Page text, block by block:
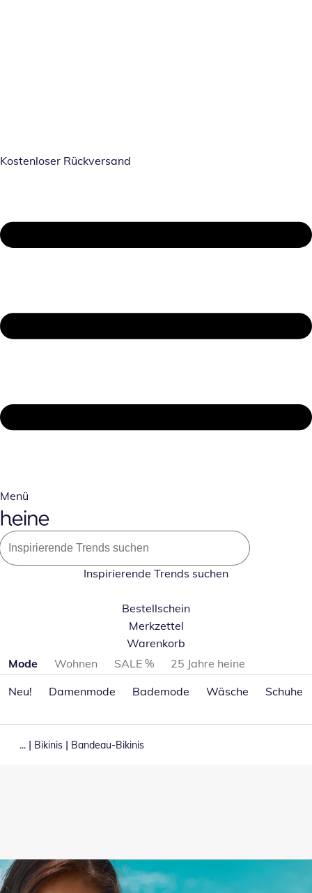
Kostenloser Rückversand
Menü
Inspirierende Trends suchen
Bestellschein
Merkzettel
Warenkorb
Produktkategorien überspringen
Mode Wohnen SALE %
25 Jahre heine
Neu!
Damenmode Bademode Wäsche Schuhe
... | Bikinis | Bandeau-Bikinis